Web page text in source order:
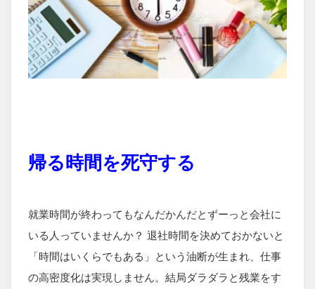
帰る時間を死守する
就業時間が終わってもなんだかんだとずーっと会社に
いる人っていませんか？ 退社時間を決めておかないと
「時間はいくらでもある」という油断が生まれ、仕事
の高密度化は実現しません。結局ダラダラと残業をす